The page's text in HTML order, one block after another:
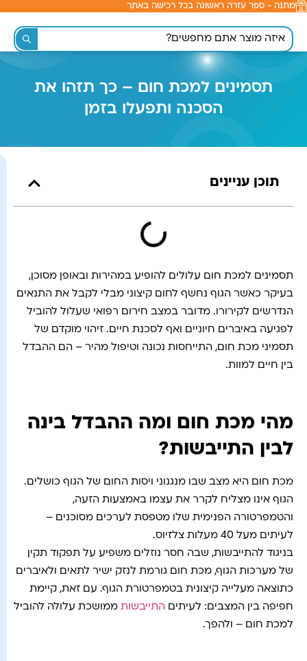
לתוכן
מתנה - ספר עזרה ראשונה בכל רכישה באתר
תסמינים למכת חום – כך תזהו את
הסכנה ותפעלו בזמן
תוכן עניינים
תסמינים למכת חום עלולים להופיע במהירות ובאופן מסוכן,
בעיקר כאשר הגוף נחשף לחום קיצוני מבלי לקבל את התנאים
הנדרשים לקירורו. מדובר במצב חירום רפואי שעלול להוביל
לפגיעה באיברים חיוניים ואף לסכנת חיים. זיהוי מוקדם של
תסמיני מכת חום, התייחסות נכונה וטיפול מהיר – הם ההבדל
בין חיים למוות.
מהי מכת חום ומה ההבדל בינה
לבין התייבשות?
מכת חום היא מצב שבו מנגנוני ויסות החום של הגוף כושלים.
הגוף אינו מצליח לקרר את עצמו באמצעות הזעה,
והטמפרטורה הפנימית שלו מטפסת לערכים מסוכנים –
לעיתים מעל 40 מעלות צלזיוס.
בניגוד להתייבשות, שבה חסר נוזלים משפיע על תפקוד תקין
של מערכות הגוף, מכת חום גורמת לנזק ישיר לתאים ולאיברים
כתוצאה מעלייה קיצונית בטמפרטורת הגוף. עם זאת, קיימת
חפיפה בין המצבים: לעיתים התייבשות ממושכת עלולה להוביל
למכת חום – ולהפך.